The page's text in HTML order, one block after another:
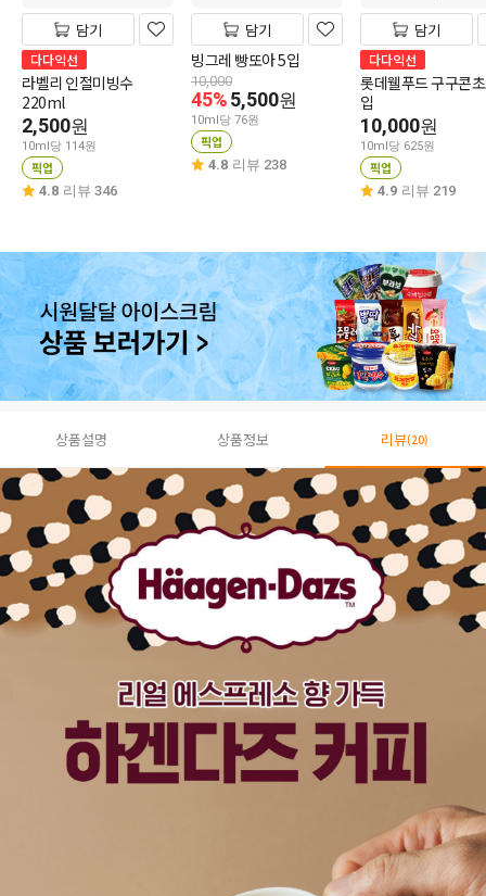
담기
다다익선
라벨리 인절미빙수
220ml
2,500원
10ml당 114원
픽업
4.8 리뷰 346
담기
빙그레 빵또아 5입
10,000
45%5,500원
10ml당 76원
픽업
4.8 리뷰 238
담기
다다익선
롯데웰푸드 구구콘
입
10,000원
10ml당 625원
픽업
4.9 리뷰 219
상품설명 상품정보 리뷰(20)